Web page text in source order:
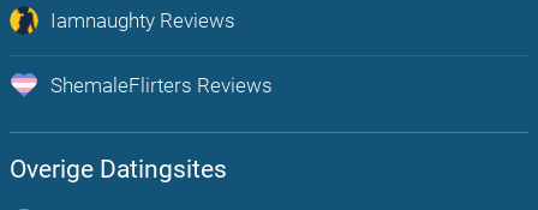
regio
Iamnaughty Reviews
Op zoek naar Lust? Boost hier je sexleven
ShemaleFlirters Reviews
Overige Datingsites